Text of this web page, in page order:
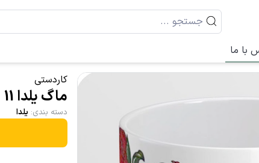
با ما
کاردستی
ماگ یلدا 11
دسته بندی: یلدا